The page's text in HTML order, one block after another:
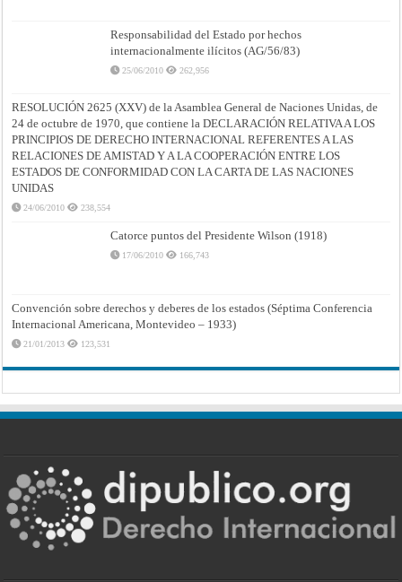
Responsabilidad del Estado por hechos
internacionalmente ilícitos (AG/56/83)
25/06/2010 262,956
RESOLUCIÓN 2625 (XXV) de la Asamblea General de Naciones Unidas, de
24 de octubre de 1970, que contiene la DECLARACIÓN RELATIVA A LOS
PRINCIPIOS DE DERECHO INTERNACIONAL REFERENTES A LAS
RELACIONES DE AMISTAD Y A LA COOPERACIÓN ENTRE LOS
ESTADOS DE CONFORMIDAD CON LA CARTA DE LAS NACIONES
UNIDAS
24/06/2010 238,554
Catorce puntos del Presidente Wilson (1918)
17/06/2010 166,743
Convención sobre derechos y deberes de los estados (Séptima Conferencia
Internacional Americana, Montevideo – 1933)
21/01/2013 123,531